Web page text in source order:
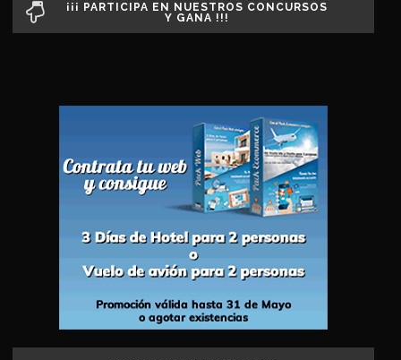
¡¡¡ PARTICIPA EN NUESTROS CONCURSOS
Y GANA !!!